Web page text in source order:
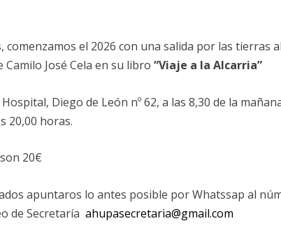
comenzamos el 2026 con una salida por las tierras
Camilo José Cela en su libro“Viaje a la Alcarria”
Diego de León nº 62, a las 8,30 de la
20,00 horas.
20€
apuntaros lo antes posible por Whatssap al
de Secretaríaahupasecretaria@gmail.com